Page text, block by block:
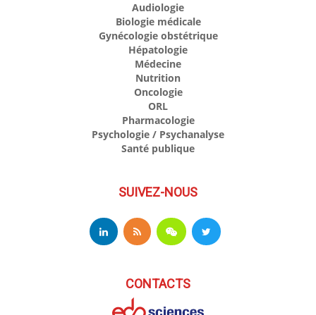
Audiologie
Biologie médicale
Gynécologie obstétrique
Hépatologie
Médecine
Nutrition
Oncologie
ORL
Pharmacologie
Psychologie / Psychanalyse
Santé publique
SUIVEZ-NOUS
CONTACTS